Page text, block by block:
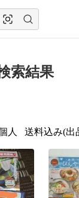
索結果
人 送料込み(出